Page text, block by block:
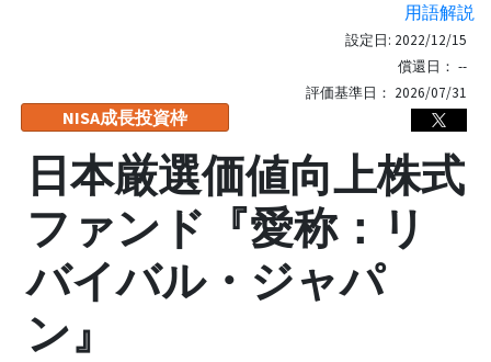
用語解説
NISA成長投資枠
設定日: 2022/12/15
償還日： --
評価基準日： 2026/07/31
日本厳選価値向上株式
ファンド『愛称：リ
バイバル・ジャパ
ン』